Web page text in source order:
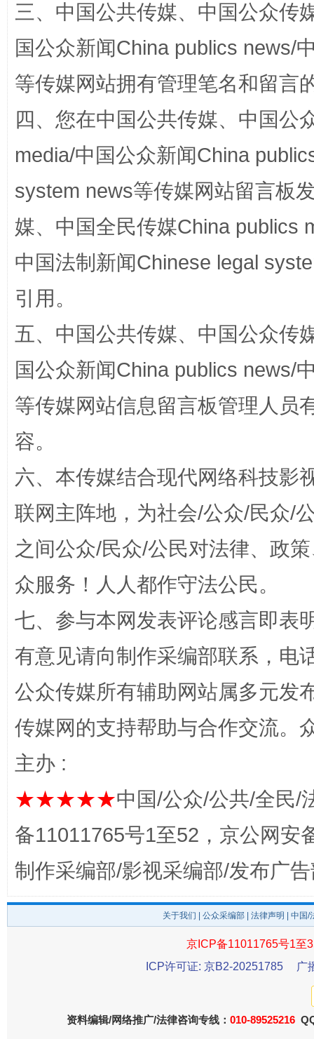
阿坝州三大球赛在茂县开幕 规模
国家大学科技园优化重塑工作
完善运行机制助力责任有效落实 一纸欠
三、中国公共传媒、中国公众传
国公众新闻China publics news/
等传媒网站拥有管理笔名和留言
四、您在中国公共传媒、中国公
media/中国公众新闻China
system news等传媒网站留言板
媒、中国全民传媒China publics
中国法制新闻Chinese legal
引用。
五、中国公共传媒、中国公众传
国公众新闻China publics news/
等传媒网站信息留言板管理人员
容。
六、本传媒结合现代网络科技影
联网主阵地，为社会/公众/民众/
之间公众/民众/公民对法律、政
众服务！人人都作守法公民。
七、参与本网发表评论感言即表
有意见请向制作采编部联系，电
公众传媒所有辅助网站属多元发
传媒网的支持帮助与合作交流。
主办 :
★★★★★中国/公众/公共/全民/
备11011765号1至52，京公网安
制作采编部/影视采编部/发布广
关于我们 公众采编部 法律声明 | 中国
京ICP备11011765号1至
ICP许可证: 京B2-20251785
广
资料编辑/网络推广/法律咨询专线： 010-89525216